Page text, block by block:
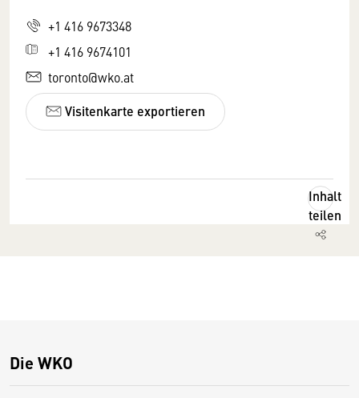
+1 416 9673348
+1 416 9674101
toronto@wko.at
Visitenkarte exportieren
Inhalt
teilen
Die WKO